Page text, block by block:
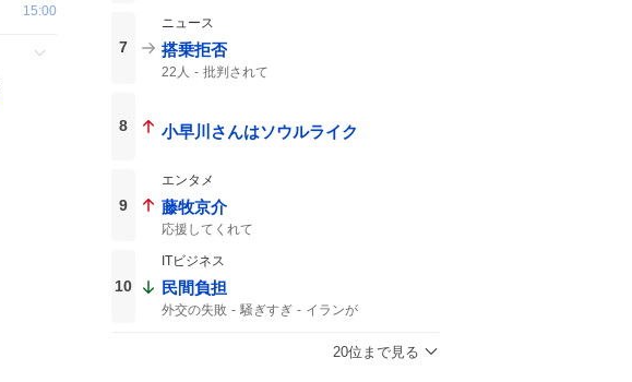
15:00
7
ニュース
搭乗拒否
22人 批判されて
8 小早川さんはソウルライク
9
エンタメ
藤牧京介
応援してくれて
10
ITビジネス
民間負担
外交の失敗 騒ぎすぎ
イランが
20位まで見る